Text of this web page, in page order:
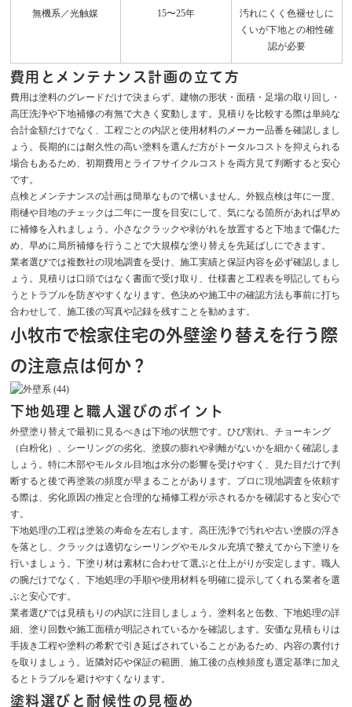
無機系／光触媒 15〜25年
汚れにくく色褪せしに
くいが下地との相性確
認が必要
費用とメンテナンス計画の立て方
費用は塗料のグレードだけで決まらず、建物の形状・面積・足場の取り回し・
高圧洗浄や下地補修の有無で大きく変動します。見積りを比較する際は単純な
合計金額だけでなく、工程ごとの内訳と使用材料のメーカー品番を確認しまし
ょう。長期的には耐久性の高い塗料を選んだ方がトータルコストを抑えられる
場合もあるため、初期費用とライフサイクルコストを両方見て判断すると安心
です。
点検とメンテナンスの計画は簡単なもので構いません。外観点検は年に一度、
雨樋や目地のチェックは二年に一度を目安にして、気になる箇所があれば早め
に補修を入れましょう。小さなクラックや剥がれを放置すると下地まで傷むた
め、早めに局所補修を行うことで大規模な塗り替えを先延ばしにできます。
業者選びでは複数社の現地調査を受け、施工実績と保証内容を必ず確認しまし
ょう。見積りは口頭ではなく書面で受け取り、仕様書と工程表を明記してもら
うとトラブルを防ぎやすくなります。色決めや施工中の確認方法も事前に打ち
合わせして、施工後の写真や記録を残すことを勧めます。
小牧市で桧家住宅の外壁塗り替えを行う際
の注意点は何か？
下地処理と職人選びのポイント
外壁塗り替えで最初に見るべきは下地の状態です。ひび割れ、チョーキング
（白粉化）、シーリングの劣化、塗膜の膨れや剥離がないかを細かく確認しま
しょう。特に木部やモルタル目地は水分の影響を受けやすく、見た目だけで判
断すると後で再塗装の頻度が早まることがあります。プロに現地調査を依頼す
る際は、劣化原因の推定と合理的な補修工程が示されるかを確認すると安心で
す。
下地処理の工程は塗装の寿命を左右します。高圧洗浄で汚れや古い塗膜の浮き
を落とし、クラックは適切なシーリングやモルタル充填で整えてから下塗りを
行いましょう。下塗り材は素材に合わせて選ぶと仕上がりが安定します。職人
の腕だけでなく、下地処理の手順や使用材料を明確に提示してくれる業者を選
ぶと安心です。
業者選びでは見積もりの内訳に注目しましょう。塗料名と缶数、下地処理の詳
細、塗り回数や施工面積が明記されているかを確認します。安価な見積もりは
手抜き工程や塗料の希釈で引き延ばされていることがあるため、内容の裏付け
を取りましょう。近隣対応や保証の範囲、施工後の点検頻度も選定基準に加え
るとトラブルを避けやすくなります。
塗料選びと耐候性の見極め